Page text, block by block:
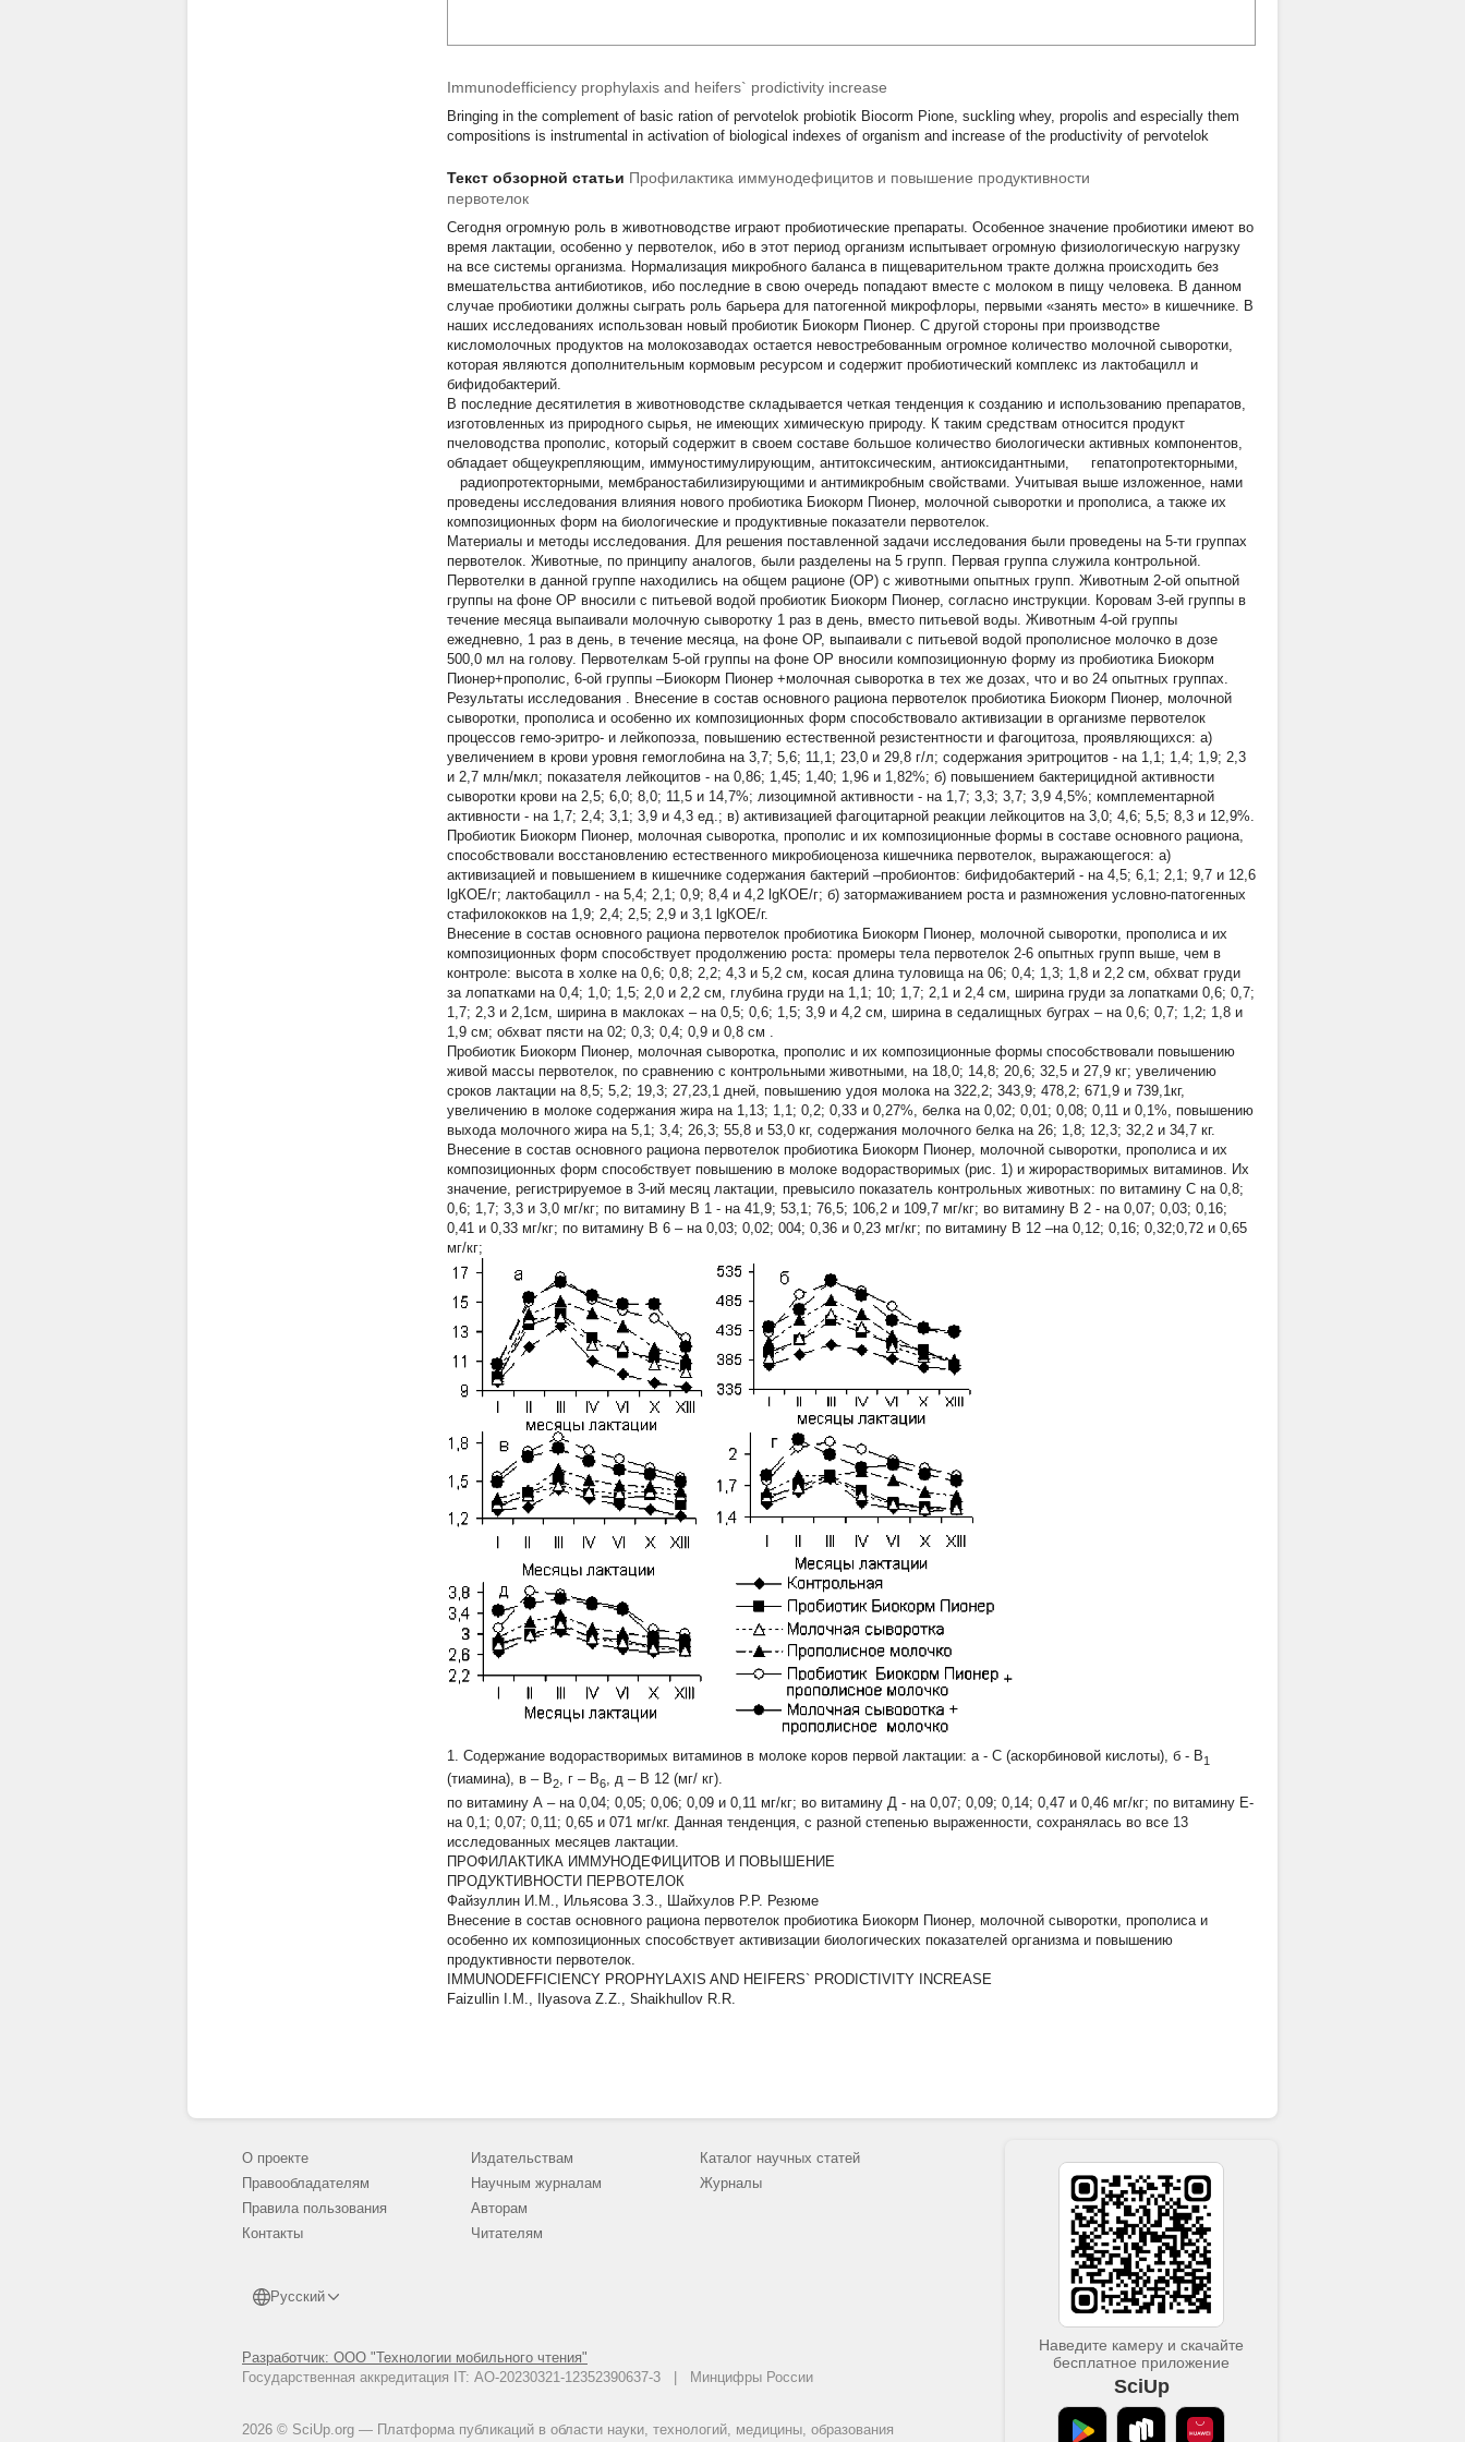
Immunodefficiency prophylaxis and heifers` prodictivity increase
Bringing in the complement of basic ration of pervotelok probiotik Biocorm Pione, suckling whey, propolis and especially them
compositions is instrumental in activation of biological indexes of organism and increase of the productivity of pervotelok
Текст обзорной статьи Профилактика иммунодефицитов и повышение продуктивности
первотелок
Сегодня огромную роль в животноводстве играют пробиотические препараты. Особенное значение пробиотики имеют во
время лактации, особенно у первотелок, ибо в этот период организм испытывает огромную физиологическую нагрузку
на все системы организма. Нормализация микробного баланса в пищеварительном тракте должна происходить без
вмешательства антибиотиков, ибо последние в свою очередь попадают вместе с молоком в пищу человека. В данном
случае пробиотики должны сыграть роль барьера для патогенной микрофлоры, первыми «занять место» в кишечнике. В
наших исследованиях использован новый пробиотик Биокорм Пионер. С другой стороны при производстве
кисломолочных продуктов на молокозаводах остается невостребованным огромное количество молочной сыворотки,
которая являются дополнительным кормовым ресурсом и содержит пробиотический комплекс из лактобацилл и
бифидобактерий.
В последние десятилетия в животноводстве складывается четкая тенденция к созданию и использованию препаратов,
изготовленных из природного сырья, не имеющих химическую природу. К таким средствам относится продукт
пчеловодства прополис, который содержит в своем составе большое количество биологически активных компонентов,
обладает общеукрепляющим, иммуностимулирующим, антитоксическим, антиоксидантными, гепатопротекторными,
радиопротекторными, мембраностабилизирующими и антимикробным свойствами. Учитывая выше изложенное, нами
проведены исследования влияния нового пробиотика Биокорм Пионер, молочной сыворотки и прополиса, а также их
композиционных форм на биологические и продуктивные показатели первотелок.
Материалы и методы исследования. Для решения поставленной задачи исследования были проведены на 5-ти группах
первотелок. Животные, по принципу аналогов, были разделены на 5 групп. Первая группа служила контрольной.
Первотелки в данной группе находились на общем рационе (ОР) с животными опытных групп. Животным 2-ой опытной
группы на фоне ОР вносили с питьевой водой пробиотик Биокорм Пионер, согласно инструкции. Коровам 3-ей группы в
течение месяца выпаивали молочную сыворотку 1 раз в день, вместо питьевой воды. Животным 4-ой группы
ежедневно, 1 раз в день, в течение месяца, на фоне ОР, выпаивали с питьевой водой прополисное молочко в дозе
500,0 мл на голову. Первотелкам 5-ой группы на фоне ОР вносили композиционную форму из пробиотика Биокорм
Пионер+прополис, 6-ой группы –Биокорм Пионер +молочная сыворотка в тех же дозах, что и во 24 опытных группах.
Результаты исследования . Внесение в состав основного рациона первотелок пробиотика Биокорм Пионер, молочной
сыворотки, прополиса и особенно их композиционных форм способствовало активизации в организме первотелок
процессов гемо-эритро- и лейкопоэза, повышению естественной резистентности и фагоцитоза, проявляющихся: а)
увеличением в крови уровня гемоглобина на 3,7; 5,6; 11,1; 23,0 и 29,8 г/л; содержания эритроцитов - на 1,1; 1,4; 1,9; 2,3
и 2,7 млн/мкл; показателя лейкоцитов - на 0,86; 1,45; 1,40; 1,96 и 1,82%; б) повышением бактерицидной активности
сыворотки крови на 2,5; 6,0; 8,0; 11,5 и 14,7%; лизоцимной активности - на 1,7; 3,3; 3,7; 3,9 4,5%; комплементарной
активности - на 1,7; 2,4; 3,1; 3,9 и 4,3 ед.; в) активизацией фагоцитарной реакции лейкоцитов на 3,0; 4,6; 5,5; 8,3 и 12,9%.
Пробиотик Биокорм Пионер, молочная сыворотка, прополис и их композиционные формы в составе основного рациона,
способствовали восстановлению естественного микробиоценоза кишечника первотелок, выражающегося: а)
активизацией и повышением в кишечнике содержания бактерий –пробионтов: бифидобактерий - на 4,5; 6,1; 2,1; 9,7 и 12,6
lgКOE/г; лактобацилл - на 5,4; 2,1; 0,9; 8,4 и 4,2 lgКOE/г; б) затормаживанием роста и размножения условно-патогенных
стафилококков на 1,9; 2,4; 2,5; 2,9 и 3,1 lgКOE/г.
Внесение в состав основного рациона первотелок пробиотика Биокорм Пионер, молочной сыворотки, прополиса и их
композиционных форм способствует продолжению роста: промеры тела первотелок 2-6 опытных групп выше, чем в
контроле: высота в холке на 0,6; 0,8; 2,2; 4,3 и 5,2 см, косая длина туловища на 06; 0,4; 1,3; 1,8 и 2,2 см, обхват груди
за лопатками на 0,4; 1,0; 1,5; 2,0 и 2,2 см, глубина груди на 1,1; 10; 1,7; 2,1 и 2,4 см, ширина груди за лопатками 0,6; 0,7;
1,7; 2,3 и 2,1см, ширина в маклоках – на 0,5; 0,6; 1,5; 3,9 и 4,2 см, ширина в седалищных буграх – на 0,6; 0,7; 1,2; 1,8 и
1,9 см; обхват пясти на 02; 0,3; 0,4; 0,9 и 0,8 см .
Пробиотик Биокорм Пионер, молочная сыворотка, прополис и их композиционные формы способствовали повышению
живой массы первотелок, по сравнению с контрольными животными, на 18,0; 14,8; 20,6; 32,5 и 27,9 кг; увеличению
сроков лактации на 8,5; 5,2; 19,3; 27,23,1 дней, повышению удоя молока на 322,2; 343,9; 478,2; 671,9 и 739,1кг,
увеличению в молоке содержания жира на 1,13; 1,1; 0,2; 0,33 и 0,27%, белка на 0,02; 0,01; 0,08; 0,11 и 0,1%, повышению
выхода молочного жира на 5,1; 3,4; 26,3; 55,8 и 53,0 кг, содержания молочного белка на 26; 1,8; 12,3; 32,2 и 34,7 кг.
Внесение в состав основного рациона первотелок пробиотика Биокорм Пионер, молочной сыворотки, прополиса и их
композиционных форм способствует повышению в молоке водорастворимых (рис. 1) и жирорастворимых витаминов. Их
значение, регистрируемое в 3-ий месяц лактации, превысило показатель контрольных животных: по витамину С на 0,8;
0,6; 1,7; 3,3 и 3,0 мг/кг; по витамину В 1 - на 41,9; 53,1; 76,5; 106,2 и 109,7 мг/кг; во витамину В 2 - на 0,07; 0,03; 0,16;
0,41 и 0,33 мг/кг; по витамину В 6 – на 0,03; 0,02; 004; 0,36 и 0,23 мг/кг; по витамину В 12 –на 0,12; 0,16; 0,32;0,72 и 0,65
мг/кг;
1. Содержание водорастворимых витаминов в молоке коров первой лактации: а - С (аскорбиновой кислоты), б - В1
(тиамина), в – В2, г – В6, д – В 12 (мг/ кг).
по витамину А – на 0,04; 0,05; 0,06; 0,09 и 0,11 мг/кг; во витамину Д - на 0,07; 0,09; 0,14; 0,47 и 0,46 мг/кг; по витамину Е-
на 0,1; 0,07; 0,11; 0,65 и 071 мг/кг. Данная тенденция, с разной степенью выраженности, сохранялась во все 13
исследованных месяцев лактации.
ПРОФИЛАКТИКА ИММУНОДЕФИЦИТОВ И ПОВЫШЕНИЕ
ПРОДУКТИВНОСТИ ПЕРВОТЕЛОК
Файзуллин И.М., Ильясова З.З., Шайхулов Р.Р. Резюме
Внесение в состав основного рациона первотелок пробиотика Биокорм Пионер, молочной сыворотки, прополиса и
особенно их композиционных способствует активизации биологических показателей организма и повышению
продуктивности первотелок.
IMMUNODEFFICIENCY PROPHYLAXIS AND HEIFERS` PRODICTIVITY INCREASE
Faizullin I.M., Ilyasova Z.Z., Shaikhullov R.R.
О проекте
Правообладателям
Правила пользования
Контакты
Русский
Разработчик: ООО "Технологии мобильного чтения"
Государственная аккредитация IT: АО-20230321-12352390637-3 | Минцифры России
2026 © SciUp.org — Платформа публикаций в области науки, технологий, медицины, образования
Издательствам
Научным журналам
Авторам
Читателям
Каталог научных статей
Журналы
Наведите камеру и скачайте
бесплатное приложение
SciUp